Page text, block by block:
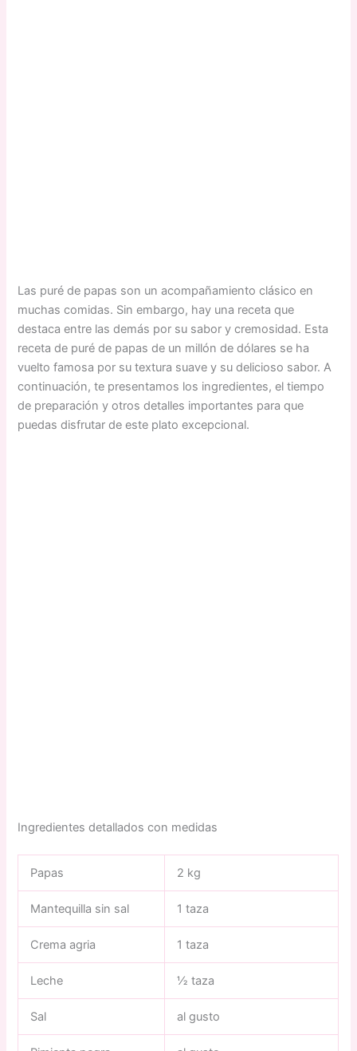
Las puré de papas son un acompañamiento clásico en
muchas comidas. Sin embargo, hay una receta que
destaca entre las demás por su sabor y cremosidad. Esta
receta de puré de papas de un millón de dólares se ha
vuelto famosa por su textura suave y su delicioso sabor. A
continuación, te presentamos los ingredientes, el tiempo
de preparación y otros detalles importantes para que
puedas disfrutar de este plato excepcional.
Ingredientes detallados con medidas
Papas 2 kg
Mantequilla sin sal 1 taza
Crema agria 1 taza
Leche ½ taza
Sal al gusto